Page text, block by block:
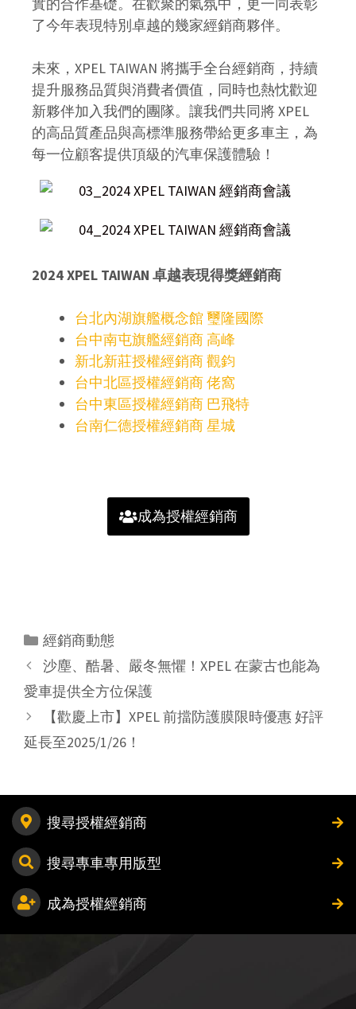
了今年表現特別卓越的幾家經銷商夥伴。
未來，XPEL TAIWAN 將攜手全台經銷商，持續
提升服務品質與消費者價值，同時也熱忱歡迎
新夥伴加入我們的團隊。讓我們共同將 XPEL
的高品質產品與高標準服務帶給更多車主，為
每一位顧客提供頂級的汽車保護體驗！
2024 XPEL TAIWAN 卓越表現得獎經銷商
台北內湖旗艦概念館 璽隆國際
台中南屯旗艦經銷商 高峰
新北新莊授權經銷商 觀鈞
台中北區授權經銷商 佬窩
台中東區授權經銷商 巴飛特
台南仁德授權經銷商 星城
成為授權經銷商
經銷商動態
沙塵、酷暑、嚴冬無懼！XPEL 在蒙古也能為
愛車提供全方位保護
【歡慶上市】XPEL 前擋防護膜限時優惠 好評
延長至2025/1/26！
搜尋授權經銷商
搜尋專車專用版型
成為授權經銷商